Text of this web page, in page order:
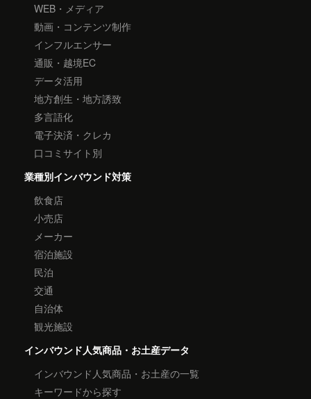
WEB・メディア
動画・コンテンツ制作
インフルエンサー
通販・越境EC
データ活用
地方創生・地方誘致
多言語化
電子決済・クレカ
口コミサイト別
業種別インバウンド対策
飲食店
小売店
メーカー
宿泊施設
民泊
交通
自治体
観光施設
インバウンド人気商品・お土産データ
インバウンド人気商品・お土産の一覧
キーワードから探す